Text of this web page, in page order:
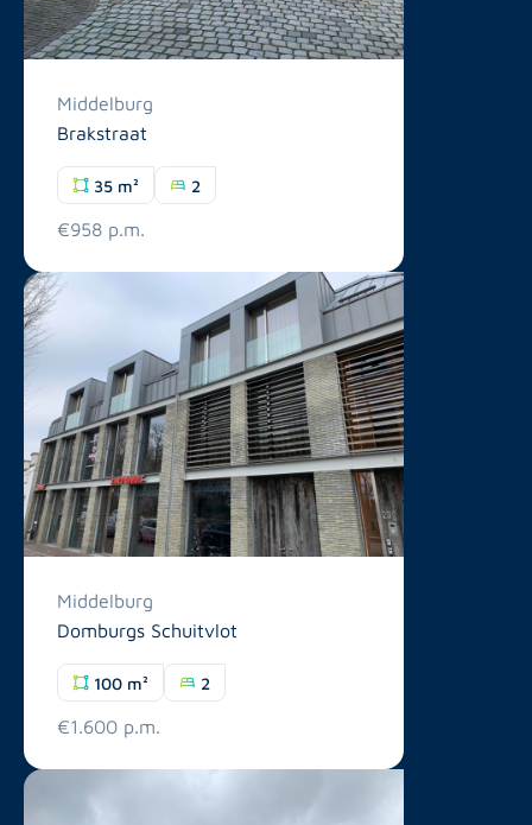
Middelburg
Brakstraat
35 m² 2
€958 p.m.
Middelburg
Domburgs Schuitvlot
100 m² 2
€1.600 p.m.